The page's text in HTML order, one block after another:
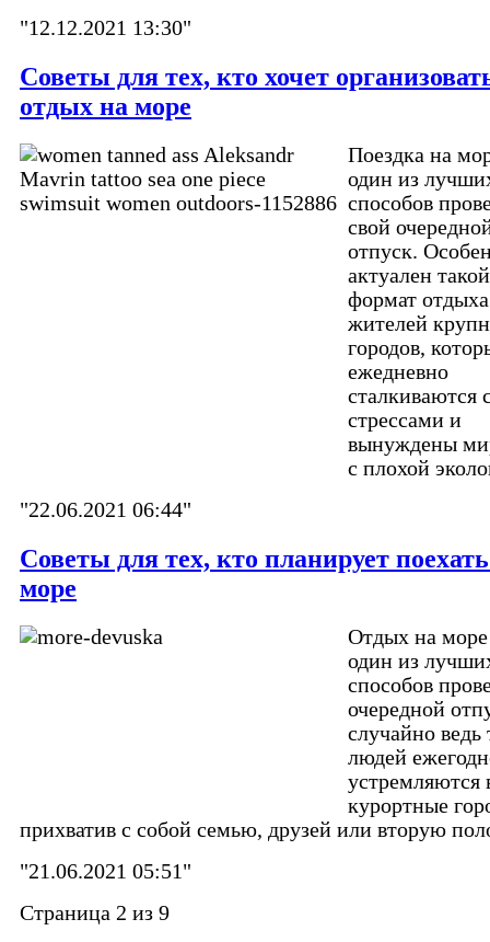
"12.12.2021 13:30"
Советы для тех, кто хочет
отдых на море
Поездка на
один из
способов
свой
отпуск.
актуален такой
формат
жителей
городов,
ежедневно
сталкиваются
стрессами и
вынуждены
с плохой
"22.06.2021 06:44"
Советы для тех, кто планирует
море
Отдых на море
один из
способов
очередной
случайно ведь
людей
устремляются
курортные
прихватив с собой семью, друзей или вторую
"21.06.2021 05:51"
Страница 2 из 9